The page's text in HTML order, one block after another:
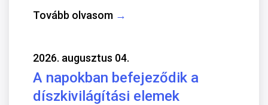
Tovább olvasom →
2026. augusztus 04.
A napokban befejeződik a
díszkivilágítási elemek